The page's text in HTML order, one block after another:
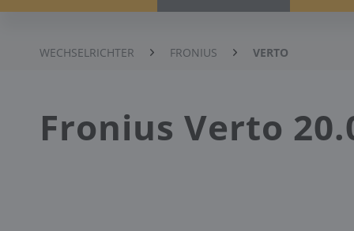
WECHSELRICHTER FRONIUS VERTO
Fronius Verto